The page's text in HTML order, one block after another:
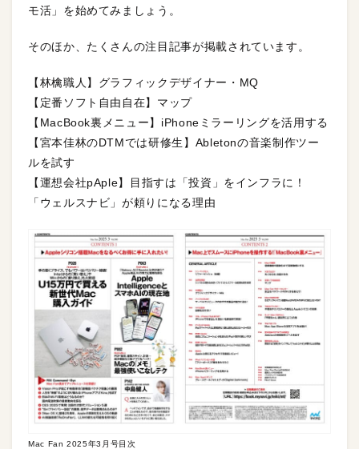
モ活」を始めてみましょう。
そのほか、たくさんの注目記事が掲載されています。
【林檎職人】グラフィックデザイナー・MQ
【定番ソフト自由自在】マップ
【MacBook裏メニュー】iPhoneミラーリングを活用する
【宮本佳林のDTMでは研修生】Abletonの音楽制作ツー
ルを試す
【運想会社pAple】目指すは「投資」をインフラに！
「ウェルスナビ」が頼りになる理由
Mac Fan 2025年3月号目次